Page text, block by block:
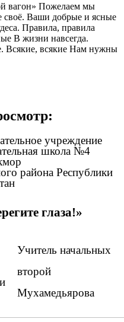
вагон» Пожелаем мы
своё. Ваши добрые и ясные
Правила, правила
В жизни навсегда.
Всякие, всякие Нам нужны
учреждение
школа №4
района Республики
глаза!»
Учитель начальных